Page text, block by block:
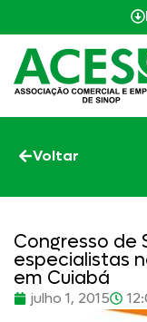
Voltar
Congresso de
especialistas
em Cuiabá
julho 1, 2015